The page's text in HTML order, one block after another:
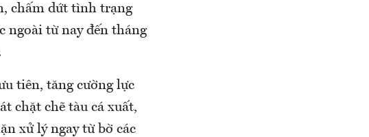
chấm dứt tình trạng
ngoài từ nay đến tháng
tiên, tăng cường lực
chặt chẽ tàu cá xuất,
xử lý ngay từ bờ các